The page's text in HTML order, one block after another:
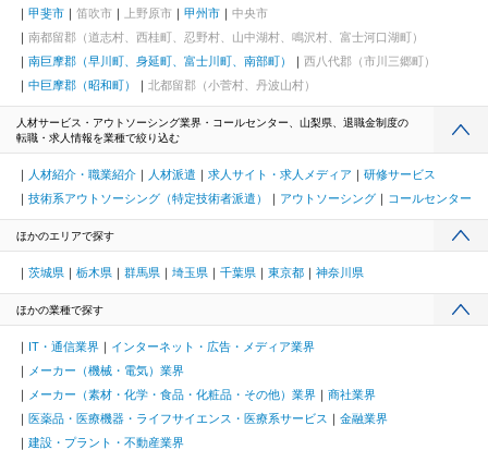
甲斐市
笛吹市 上野原市 甲州市
中央市
南都留郡（道志村、西桂町、忍野村、山中湖村、鳴沢村、富士河口湖町）
南巨摩郡（早川町、身延町、富士川町、南部町）
西八代郡（市川三郷町）
中巨摩郡（昭和町）
北都留郡（小菅村、丹波山村）
人材サービス・アウトソーシング業界・コールセンター、山梨県、退職金制度の
転職・求人情報を業種で絞り込む
人材紹介・職業紹介 人材派遣 求人サイト・求人メディア
研修サービス
技術系アウトソーシング（特定技術者派遣）
アウトソーシング コールセンター
ほかのエリアで探す
茨城県 栃木県 群馬県 埼玉県 千葉県 東京都 神奈川県
ほかの業種で探す
IT・通信業界
インターネット・広告・メディア業界
メーカー（機械・電気）業界
メーカー（素材・化学・食品・化粧品・その他）業界
商社業界
医薬品・医療機器・ライフサイエンス・医療系サービス
金融業界
建設・プラント・不動産業界